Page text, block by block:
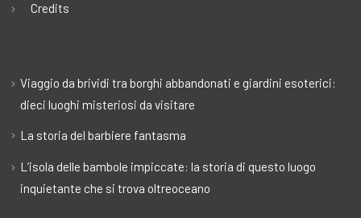
Credits
Viaggio da brividi tra borghi abbandonati e giardini esoterici:
dieci luoghi misteriosi da visitare
La storia del barbiere fantasma
L’isola delle bambole impiccate: la storia di questo luogo
inquietante che si trova oltreoceano